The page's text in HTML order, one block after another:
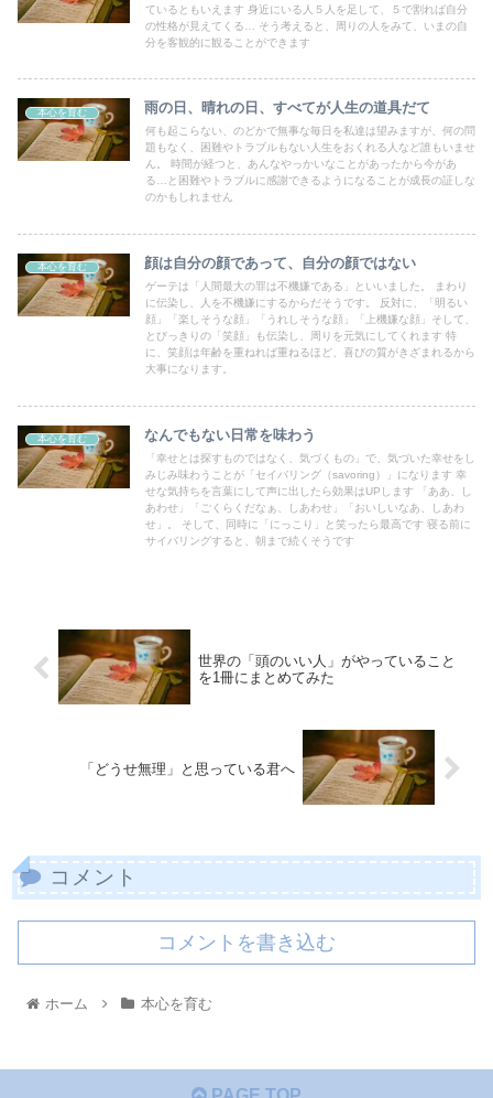
ているともいえます 身近にいる人５人を足して、５で割れば自分
の性格が見えてくる… そう考えると、周りの人をみて、いまの自
分を客観的に観ることができます
本心を育む 雨の日、晴れの日、すべてが人生の道具だて
何も起こらない、のどかで無事な毎日を私達は望みますが、何の問
題もなく、困難やトラブルもない人生をおくれる人など誰もいませ
ん。 時間が経つと、あんなやっかいなことがあったから今があ
る…と困難やトラブルに感謝できるようになることが成長の証しな
のかもしれません
本心を育む 顔は自分の顔であって、自分の顔ではない
ゲーテは「人間最大の罪は不機嫌である」といいました。 まわり
に伝染し、人を不機嫌にするからだそうです。 反対に、「明るい
顔」「楽しそうな顔」「うれしそうな顔」「上機嫌な顔」そして、
とびっきりの「笑顔」も伝染し、周りを元気にしてくれます 特
に、笑顔は年齢を重ねれば重ねるほど、喜びの質がきざまれるから
大事になります。
本心を育む なんでもない日常を味わう
「幸せとは探すものではなく、気づくもの」で、気づいた幸せをし
みじみ味わうことが「セイバリング（savoring）」になります 幸
せな気持ちを言葉にして声に出したら効果はUPします 「ああ、し
あわせ」「ごくらくだなぁ、しあわせ」「おいしいなあ、しあわ
せ」。 そして、同時に「にっこり」と笑ったら最高です 寝る前に
サイバリングすると、朝まで続くそうです
世界の「頭のいい人」がやっていること
を1冊にまとめてみた
「どうせ無理」と思っている君へ
コメント
コメントを書き込む
ホーム 本心を育む